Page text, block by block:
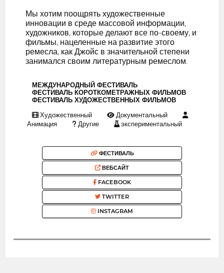
Мы хотим поощрять художественные
инновации в среде массовой информации,
художников, которые делают все по-своему, и
фильмы, нацеленные на развитие этого
ремесла, как Джойс в значительной степени
занимался своим литературным ремеслом.
МЕЖДУНАРОДНЫЙ ФЕСТИВАЛЬ
ФЕСТИВАЛЬ КОРОТКОМЕТРАЖНЫХ ФИЛЬМОВ
ФЕСТИВАЛЬ ХУДОЖЕСТВЕННЫХ ФИЛЬМОВ
Художественный
Документальный
Анимация
Другие экспериментальный
ФЕСТИВАЛЬ
ВЕБСАЙТ
FACEBOOK
TWITTER
INSTAGRAM